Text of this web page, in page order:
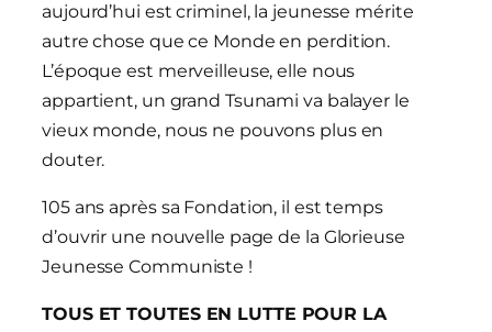
aujourd’hui est criminel, la jeunesse mérite
autre chose que ce Monde en perdition.
L’époque est merveilleuse, elle nous
appartient, un grand Tsunami va balayer le
vieux monde, nous ne pouvons plus en
douter.
105 ans après sa Fondation, il est temps
d’ouvrir une nouvelle page de la Glorieuse
Jeunesse Communiste !
TOUS ET TOUTES EN LUTTE POUR LA